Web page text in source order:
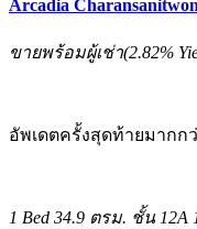
Arcadia
ขายพร้อมผู้เช่า(2.82%
อัพเดตครั้งสุดท้ายมากก
1 Bed 34.9 ตรม. ชั้น 12A